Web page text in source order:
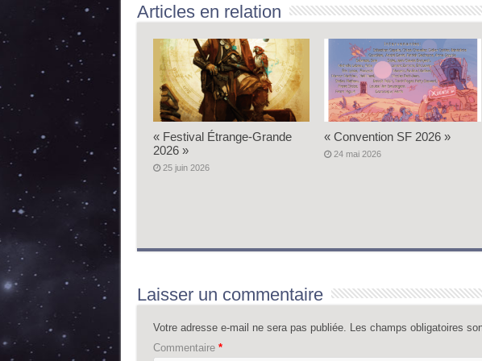
Articles en relation
« Festival Étrange-Grande
2026 »
25 juin 2026
« Convention SF 2026 »
24 mai 2026
Laisser un commentaire
Votre adresse e-mail ne sera pas publiée. Les champs obligatoires
Commentaire *